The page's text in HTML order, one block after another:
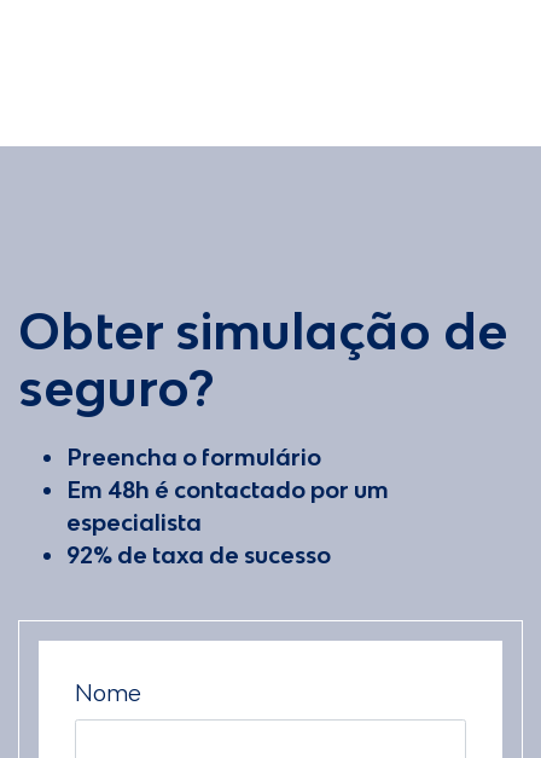
Obter simulação de
seguro?
Preencha o formulário
Em 48h é contactado por um
especialista
92% de taxa de sucesso
Nome